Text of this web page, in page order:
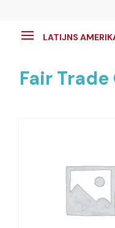
LATIJNS
Fair